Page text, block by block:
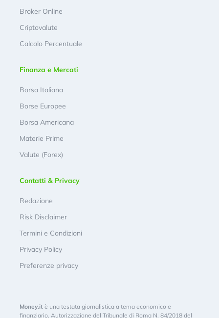
Broker Online
Criptovalute
Calcolo Percentuale
Finanza e Mercati
Borsa Italiana
Borse Europee
Borsa Americana
Materie Prime
Valute (Forex)
Contatti & Privacy
Redazione
Risk Disclaimer
Termini e Condizioni
Privacy Policy
Preferenze privacy
Money.it è una testata giornalistica a tema economico e
finanziario. Autorizzazione del Tribunale di Roma N. 84/2018 del